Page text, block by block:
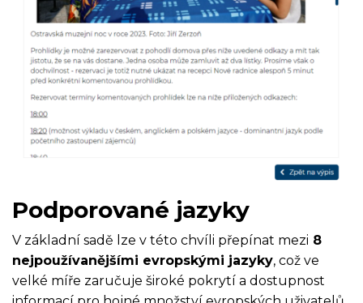
Podporované jazyky
V základní sadě lze v této chvíli přepínat mezi 8
nejpoužívanějšími evropskými jazyky, což ve
velké míře zaručuje široké pokrytí a dostupnost